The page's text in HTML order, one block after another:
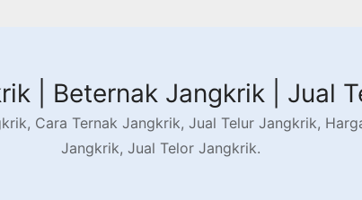
| Beternak Jangkrik | Jual
Cara Ternak Jangkrik, Jual Telur Jangkrik,
Jangkrik, Jual Telor Jangkrik.